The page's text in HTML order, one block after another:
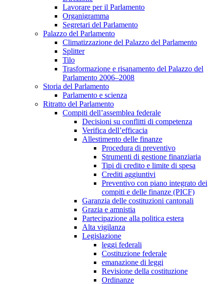
Lavorare per il Parlamento
Organigramma
Segretari del Parlamento
Palazzo del Parlamento
Climatizzazione del Palazzo del Parlamento
Splitter
Tilo
Trasformazione e risanamento del Palazzo del
Parlamento 2006–2008
Storia del Parlamento
Parlamento e scienza
Ritratto del Parlamento
Compiti dell’assemblea federale
Decisioni su conflitti di competenza
Verifica dell’efficacia
Allestimento delle finanze
Procedura di preventivo
Strumenti di gestione finanziaria
Tipi di credito e limite di spesa
Crediti aggiuntivi
Preventivo con piano integrato dei
compiti e delle finanze (PICF)
Garanzia delle costituzioni cantonali
Grazia e amnistia
Partecipazione alla politica estera
Alta vigilanza
Legislazione
leggi federali
Costituzione federale
emanazione di leggi
Revisione della costituzione
Ordinanze